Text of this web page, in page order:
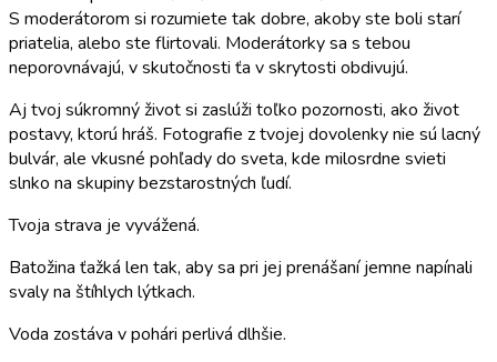
S moderátorom si rozumiete tak dobre, akoby ste boli starí
priatelia, alebo ste flirtovali. Moderátorky sa s tebou
neporovnávajú, v skutočnosti ťa v skrytosti obdivujú.
Aj tvoj súkromný život si zaslúži toľko pozornosti, ako život
postavy, ktorú hráš. Fotografie z tvojej dovolenky nie sú lacný
bulvár, ale vkusné pohľady do sveta, kde milosrdne svieti
slnko na skupiny bezstarostných ľudí.
Tvoja strava je vyvážená.
Batožina ťažká len tak, aby sa pri jej prenášaní jemne napínali
svaly na štíhlych lýtkach.
Voda zostáva v pohári perlivá dlhšie.